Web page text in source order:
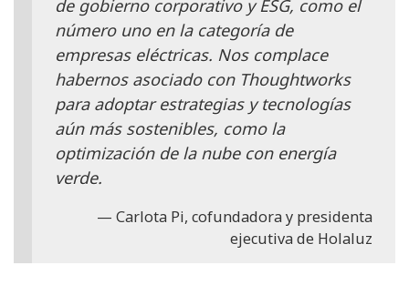
de gobierno corporativo y ESG, como el
número uno en la categoría de
empresas eléctricas. Nos complace
habernos asociado con Thoughtworks
para adoptar estrategias y tecnologías
aún más sostenibles, como la
optimización de la nube con energía
verde.
Carlota Pi, cofundadora y presidenta
ejecutiva de Holaluz